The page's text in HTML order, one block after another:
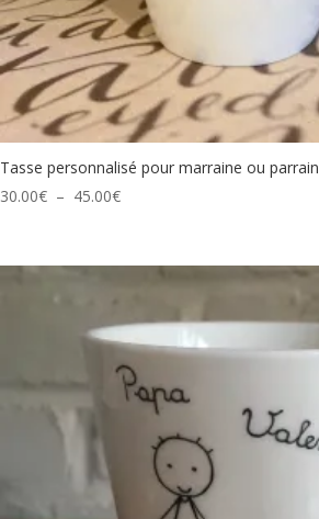
Tasse personnalisé pour marraine ou parrain
30.00€ – 45.00€Plage
30.00€
45.00€